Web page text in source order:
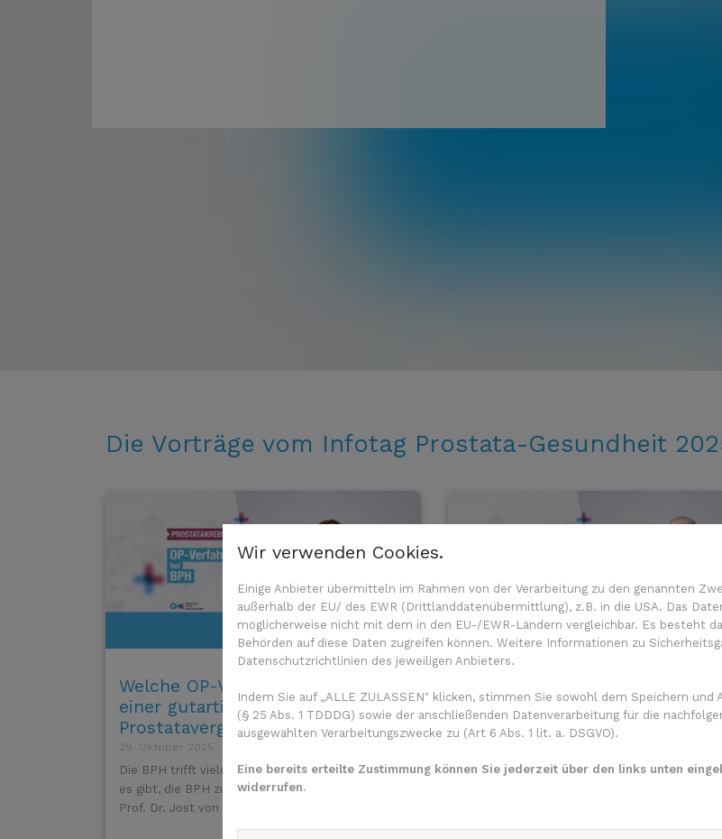
Die Vorträge vom Infotag Prostata-Gesundheit
Welche OP-Verfahren gibt es bei
einer gutartigen
Prostatavergrößerung?
29. Oktober 2025
Die BPH trifft viele Männer. Welche Möglichkeiten
es gibt, die BPH zu operieren, erklärt der Urologe
Prof. Dr. Jost von Hardenberg.
Prostatakarzinome?
Welchen Nutzen hat die Künstliche
Wir verwenden Cookies.
Einige Anbieter übermitteln im Rahmen von der Verarbeitung zu den genannten
außerhalb der EU/ des EWR (Drittlanddatenübermittlung), z.B. in die USA. Das
möglicherweise nicht mit dem in den EU-/EWR-Ländern vergleichbar. Es besteht
Behörden auf diese Daten zugreifen können. Weitere Informationen zu
Datenschutzrichtlinien des jeweiligen Anbieters.
Indem Sie auf „ALLE ZULASSEN" klicken, stimmen Sie sowohl dem Speichern
(§ 25 Abs. 1 TDDDG) sowie der anschließenden Datenverarbeitung für die
ausgewählten Verarbeitungszwecke zu (Art 6 Abs. 1 lit. a. DSGVO).
Eine bereits erteilte Zustimmung können Sie jederzeit über den links unten
widerrufen.